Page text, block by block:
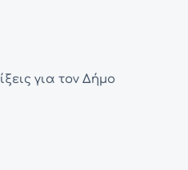
για τον Δήμο